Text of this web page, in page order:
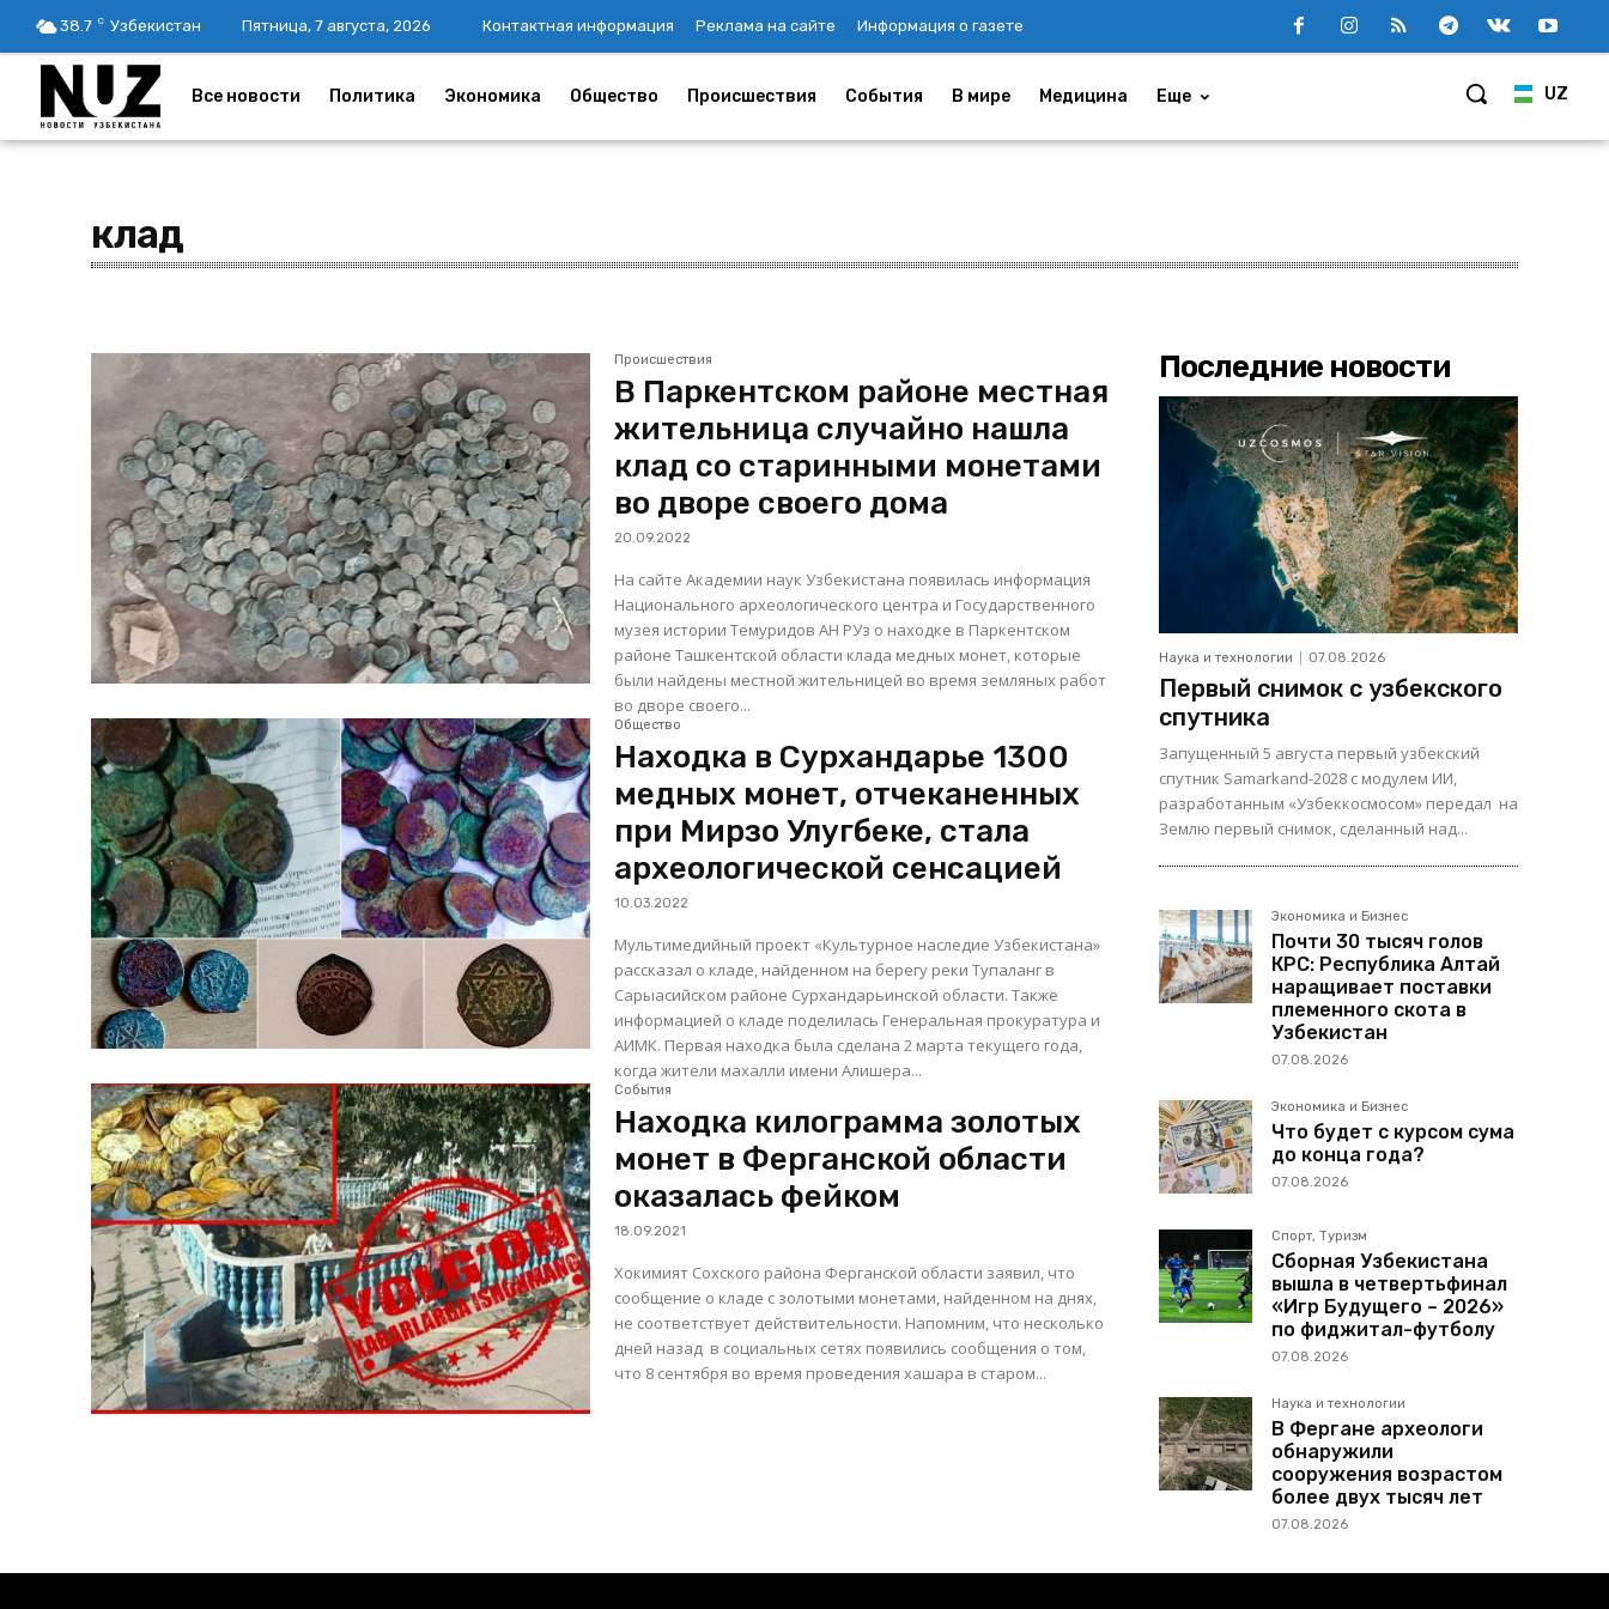
38.7 C Узбекистан Пятница, 7 августа, 2026 Контактная информация Реклама на сайте Информация о газете
UZ
Все новости Политика Экономика Общество Происшествия События В мире Медицина Еще
клад
Происшествия
В Паркентском районе местная
жительница случайно нашла
клад со старинными монетами
во дворе своего дома
20.09.2022
На сайте Академии наук Узбекистана появилась информация
Национального археологического центра и Государственного
музея истории Темуридов АН РУз о находке в Паркентском
районе Ташкентской области клада медных монет, которые
были найдены местной жительницей во время земляных работ
во дворе своего...
Общество
Находка в Сурхандарье 1300
медных монет, отчеканенных
при Мирзо Улугбеке, стала
археологической сенсацией
10.03.2022
Мультимедийный проект «Культурное наследие Узбекистана»
рассказал о кладе, найденном на берегу реки Тупаланг в
Сарыасийском районе Сурхандарьинской области. Также
информацией о кладе поделилась Генеральная прокуратура и
АИМК. Первая находка была сделана 2 марта текущего года,
когда жители махалли имени Алишера...
События
Находка килограмма золотых
монет в Ферганской области
оказалась фейком
18.09.2021
Хокимият Сохского района Ферганской области заявил, что
сообщение о кладе с золотыми монетами, найденном на днях,
не соответствует действительности. Напомним, что несколько
дней назад в социальных сетях появились сообщения о том,
что 8 сентября во время проведения хашара в старом...
Последние новости
Наука и технологии 07.08.2026
Первый снимок с узбекского
спутника
Запущенный 5 августа первый узбекский
спутник Samarkand-2028 с модулем ИИ,
разработанным «Узбеккосмосом» передал на
Землю первый снимок, сделанный над...
Экономика и Бизнес
Почти 30 тысяч голов
КРС: Республика Алтай
наращивает поставки
племенного скота в
Узбекистан
07.08.2026
Экономика и Бизнес
Что будет с курсом сума
до конца года?
07.08.2026
Спорт, Туризм
Сборная Узбекистана
вышла в четвертьфинал
«Игр Будущего – 2026»
по фиджитал-футболу
07.08.2026
Наука и технологии
В Фергане археологи
обнаружили
сооружения возрастом
более двух тысяч лет
07.08.2026